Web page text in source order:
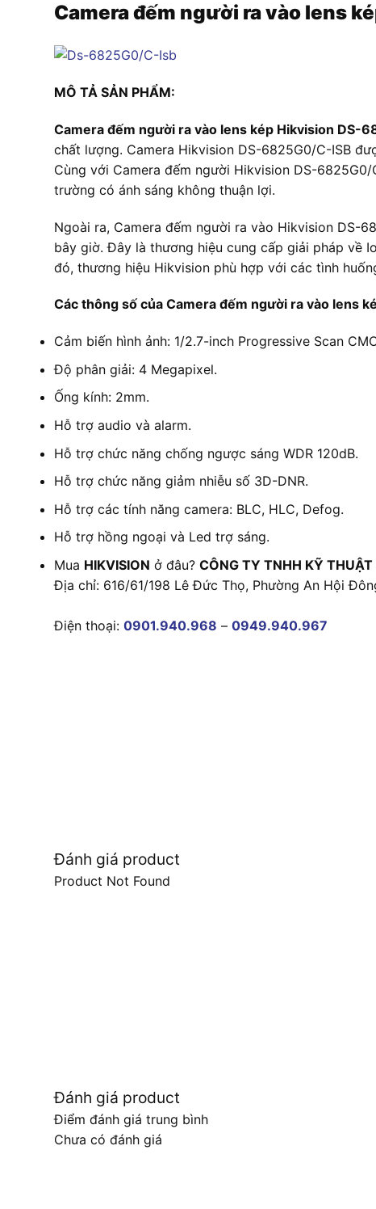
Camera đếm người ra vào lens
MÔ TẢ SẢN PHẨM:
Camera đếm người ra vào lens kép Hikvision DS-
chất lượng. Camera Hikvision DS-6825G0/C-ISB
Cùng với Camera đếm người Hikvision DS-
trường có ánh sáng không thuận lợi.
Ngoài ra, Camera đếm người ra vào Hikvision DS-
bây giờ. Đây là thương hiệu cung cấp giải pháp về
đó, thương hiệu Hikvision phù hợp với các tình
Các thông số của Camera đếm người ra vào lens
Cảm biến hình ảnh: 1/2.7-inch Progressive Scan
Độ phân giải: 4 Megapixel.
Ống kính: 2mm.
Hỗ trợ audio và alarm.
Hỗ trợ chức năng chống ngược sáng WDR 120dB.
Hỗ trợ chức năng giảm nhiễu số 3D-DNR.
Hỗ trợ các tính năng camera: BLC, HLC, Defog.
Hỗ trợ hồng ngoại và Led trợ sáng.
Mua HIKVISION ở đâu? CÔNG TY TNHH KỸ
Địa chỉ: 616/61/198 Lê Đức Thọ, Phường An Hội
Điện thoại: 0901.940.968 – 0949.940.967
Đánh giá product
Product Not Found
Đánh giá product
Điểm đánh giá trung bình
Chưa có đánh giá